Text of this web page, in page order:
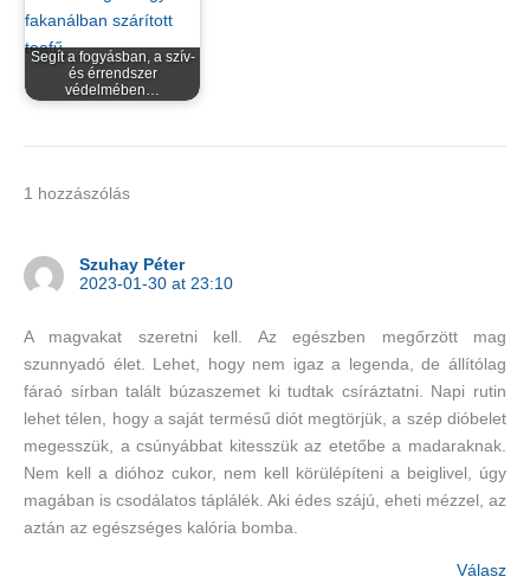
Segít a fogyásban, a szív-
és érrendszer
védelmében…
1 hozzászólás
Szuhay Péter
2023-01-30 at 23:10
A magvakat szeretni kell. Az egészben megőrzött mag
szunnyadó élet. Lehet, hogy nem igaz a legenda, de állítólag
fáraó sírban talált búzaszemet ki tudtak csíráztatni. Napi rutin
lehet télen, hogy a saját termésű diót megtörjük, a szép dióbelet
megesszük, a csúnyábbat kitesszük az etetőbe a madaraknak.
Nem kell a dióhoz cukor, nem kell körülépíteni a beiglivel, úgy
magában is csodálatos táplálék. Aki édes szájú, eheti mézzel, az
aztán az egészséges kalória bomba.
Válasz